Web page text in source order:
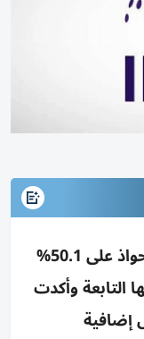
العالمية القابضة تستكمل الاستحواذ على 50.1%
وأكدت
إضافية